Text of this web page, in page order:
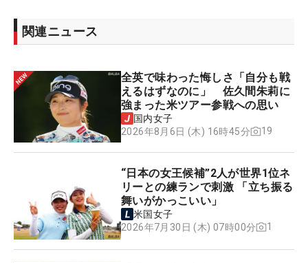
関連ニュース
全英で味わった悔しさ「自分も戦
えるはずなのに」 佐久間朱莉に
強まった米ツアー参戦への思い
国内女子
2026年8月6日 (木) 16時45分
19
“日本の女王候補”2人が世界1位ネ
リーとの練ランで刺激 「立ち振る
舞いがかっこいい」
米国女子
2026年7月30日 (木) 07時00分
1